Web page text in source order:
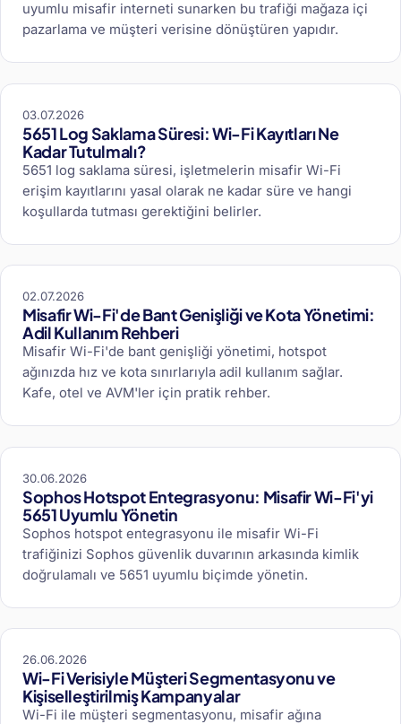
uyumlu misafir interneti sunarken bu trafiği mağaza içi
pazarlama ve müşteri verisine dönüştüren yapıdır.
03.07.2026
5651 Log Saklama Süresi: Wi-Fi Kayıtları Ne
Kadar Tutulmalı?
5651 log saklama süresi, işletmelerin misafir Wi-Fi
erişim kayıtlarını yasal olarak ne kadar süre ve hangi
koşullarda tutması gerektiğini belirler.
02.07.2026
Misafir Wi-Fi'de Bant Genişliği ve Kota Yönetimi:
Adil Kullanım Rehberi
Misafir Wi-Fi'de bant genişliği yönetimi, hotspot
ağınızda hız ve kota sınırlarıyla adil kullanım sağlar.
Kafe, otel ve AVM'ler için pratik rehber.
30.06.2026
Sophos Hotspot Entegrasyonu: Misafir Wi-Fi'yi
5651 Uyumlu Yönetin
Sophos hotspot entegrasyonu ile misafir Wi-Fi
trafiğinizi Sophos güvenlik duvarının arkasında kimlik
doğrulamalı ve 5651 uyumlu biçimde yönetin.
26.06.2026
Wi-Fi Verisiyle Müşteri Segmentasyonu ve
Kişiselleştirilmiş Kampanyalar
Wi-Fi ile müşteri segmentasyonu, misafir ağına